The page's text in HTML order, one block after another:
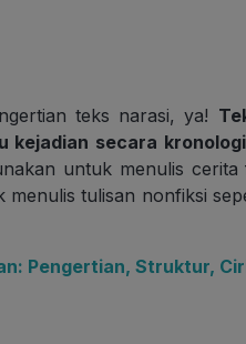
teks narasi, ya!
kejadian secara
untuk menulis
menulis tulisan nonfiksi
Pengertian, Struktur,